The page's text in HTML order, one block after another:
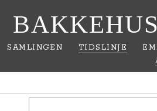
SAMLINGEN TIDSLINJE